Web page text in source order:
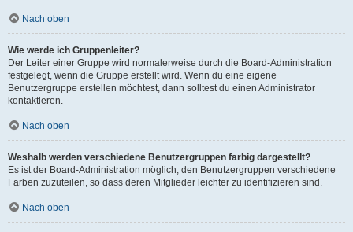
Nach oben
Wie werde ich Gruppenleiter?
Der Leiter einer Gruppe wird normalerweise durch die Board-Administration
festgelegt, wenn die Gruppe erstellt wird. Wenn du eine eigene
Benutzergruppe erstellen möchtest, dann solltest du einen Administrator
kontaktieren.
Nach oben
Weshalb werden verschiedene Benutzergruppen farbig dargestellt?
Es ist der Board-Administration möglich, den Benutzergruppen verschiedene
Farben zuzuteilen, so dass deren Mitglieder leichter zu identifizieren sind.
Nach oben